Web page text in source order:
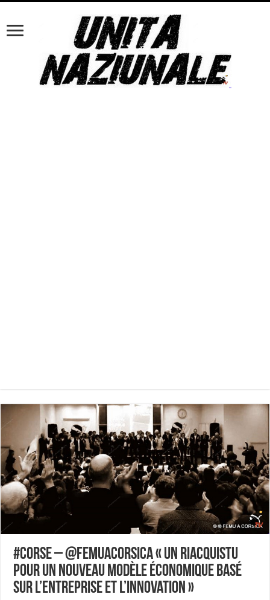
#Corse – @FemuACorsica « Un riacquistu
pour un nouveau modèle économique basé
sur l’entreprise et l’innovation »